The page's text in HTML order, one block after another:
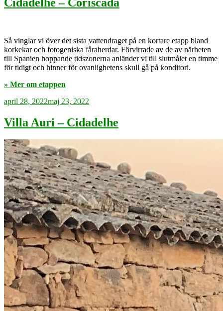
Så vinglar vi över det sista vattendraget på en kortare etapp bland
korkekar och fotogeniska fåraherdar. Förvirrade av de av närheten
till Spanien hoppande tidszonerna anländer vi till slutmålet en timme
för tidigt och hinner för ovanlighetens skull gå på konditori.
» Mer om etappen
Publicerat
april 28, 2022maj 23, 2022
Villa Auri – Cidadelhe